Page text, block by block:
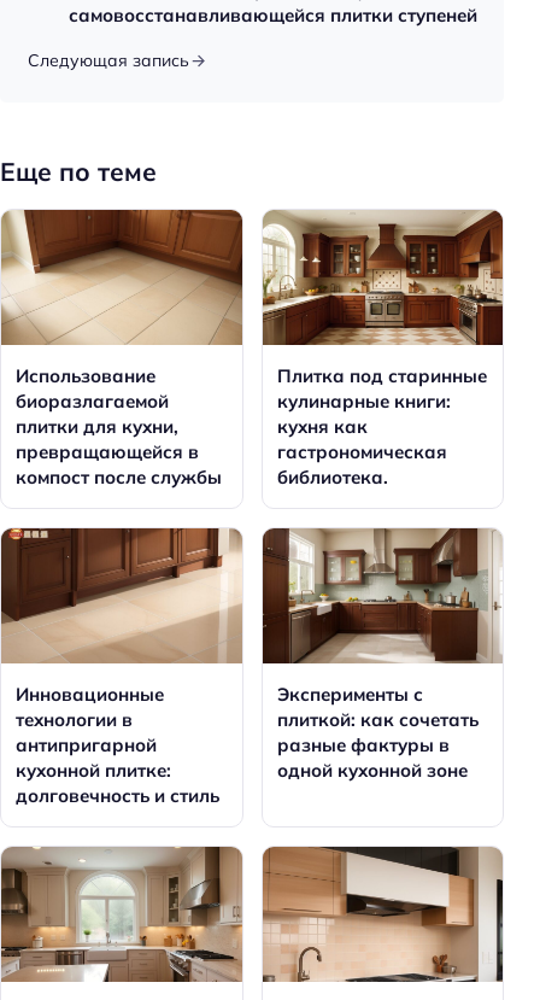
самовосстанавливающейся плитки ступеней
Следующая запись
Еще по теме
Использование
биоразлагаемой
плитки для кухни,
превращающейся в
компост после службы
Плитка под старинные
кулинарные книги:
кухня как
гастрономическая
библиотека.
Инновационные
технологии в
антипригарной
кухонной плитке:
долговечность и стиль
Эксперименты с
плиткой: как сочетать
разные фактуры в
одной кухонной зоне